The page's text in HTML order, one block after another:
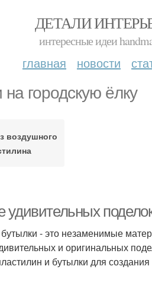
ДЕТАЛИ
интересные идеи
главная новости
на городскую ёлку
воздушного
удивительных
- это незаменимые
и оригинальных
и бутылки для создания